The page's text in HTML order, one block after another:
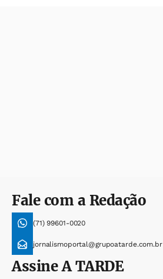
Fale com a Redação
(71) 99601-0020
jornalismoportal@grupoatarde.com.br
AssineA TARDE